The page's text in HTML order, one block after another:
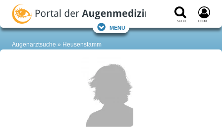
Suche Login
Menü
Augenarztsuche Heusenstamm